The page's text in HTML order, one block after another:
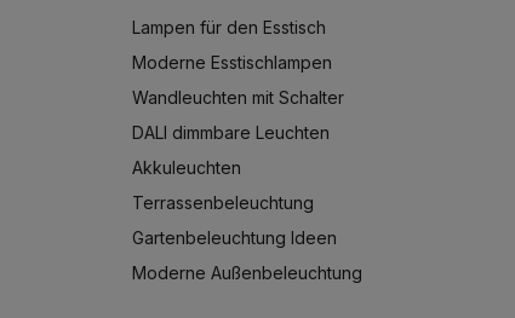
Lampen für den Esstisch
Moderne Esstischlampen
Wandleuchten mit Schalter
DALI dimmbare Leuchten
Akkuleuchten
Terrassenbeleuchtung
Gartenbeleuchtung Ideen
Moderne Außenbeleuchtung